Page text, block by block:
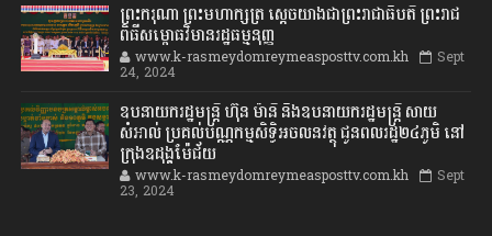
ព្រះករុណា ព្រះមហាក្សត្រ ស្តេចយាងជាព្រះរាជាធិបតី ព្រះរាជ
ពិធីសម្ពោធវិមានរដ្ឋធម្មនុញ្ញ
www.k-rasmeydomreymeasposttv.com.kh Sept
24, 2024
ឧបនាយករដ្ឋមន្ដ្រី ហ៊ុន ម៉ានី និងឧបនាយករដ្ឋមន្ដ្រី សាយ
សំអាល់ ប្រគល់បណ្ណកម្មសិទ្ធិអចលនវត្ថុ ជូនពលរដ្ឋ២៤ភូមិ នៅ
ក្រុងឧដុង្គម៉ែជ័យ
www.k-rasmeydomreymeasposttv.com.kh Sept
23, 2024